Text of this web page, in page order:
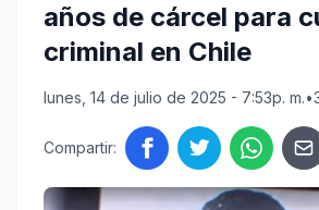
años de cárcel para
criminal en Chile
lunes, 14 de julio de 2025 - 7:53p. m.•
Compartir: